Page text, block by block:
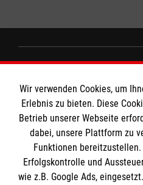
Impressum
Datenschutz
Kontakt
Die Malteser
Malteser in Deutschland
Wir verwenden Cookies, um
Erlebnis zu bieten. Diese
Betrieb unserer Webseite
dabei, unsere Plattform zu
Funktionen
Erfolgskontrolle und
wie z.B. Google Ads,